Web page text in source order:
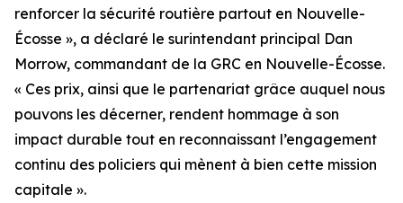
renforcer la sécurité routière partout en Nouvelle-
Écosse », a déclaré le surintendant principal Dan
Morrow, commandant de la GRC en Nouvelle-Écosse.
« Ces prix, ainsi que le partenariat grâce auquel nous
pouvons les décerner, rendent hommage à son
impact durable tout en reconnaissant l’engagement
continu des policiers qui mènent à bien cette mission
capitale ».